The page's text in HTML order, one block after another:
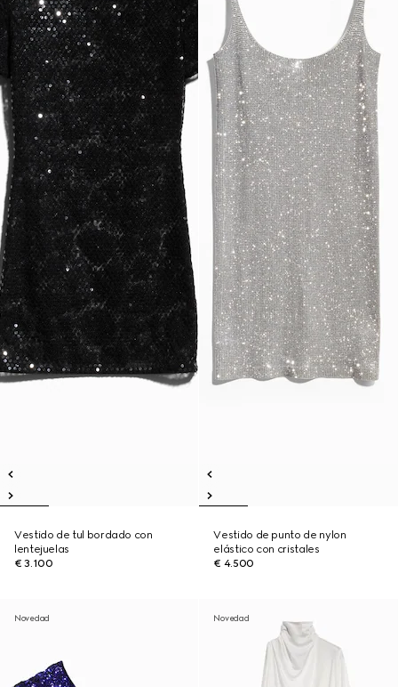
Vestido de tul bordado con
lentejuelas
€ 3.100
Vestido de punto de nylon
elástico con cristales
€ 4.500
Novedad Novedad